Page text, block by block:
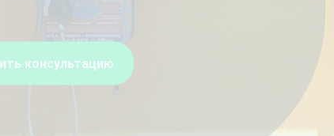
консультацию